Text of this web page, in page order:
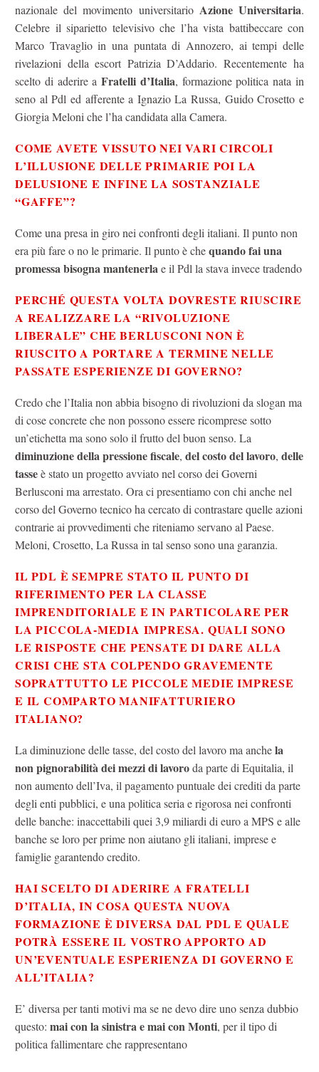
nazionale del movimento universitario Azione Universitaria.
Celebre il siparietto televisivo che l’ha vista battibeccare con
Marco Travaglio in una puntata di Annozero, ai tempi delle
rivelazioni della escort Patrizia D’Addario. Recentemente ha
scelto di aderire aFratelli d’Italia, formazione politica nata in
seno al Pdl ed afferente a Ignazio La Russa, Guido Crosetto e
Giorgia Meloni che l’ha candidata alla Camera.
COME AVETE VISSUTO NEI VARI CIRCOLI
L’ILLUSIONE DELLE PRIMARIE POI LA
DELUSIONE E INFINE LA SOSTANZIALE
“GAFFE”?
Come una presa in giro nei confronti degli italiani. Il punto non
era più fare o no le primarie. Il punto è chequando fai una
promessa bisogna mantenerlae il Pdl la stava invece tradendo
PERCHÉ QUESTA VOLTA DOVRESTE RIUSCIRE
A REALIZZARE LA “RIVOLUZIONE
LIBERALE” CHE BERLUSCONI NON È
RIUSCITO A PORTARE A TERMINE NELLE
PASSATE ESPERIENZE DI GOVERNO?
Credo che l’Italia non abbia bisogno di rivoluzioni da slogan ma
di cose concrete che non possono essere ricomprese sotto
un’etichetta ma sono solo il frutto del buon senso. La
diminuzione della pressione fiscale, del costo del lavoro, delle
tasseè stato un progetto avviato nel corso dei Governi
Berlusconi ma arrestato. Ora ci presentiamo con chi anche nel
corso del Governo tecnico ha cercato di contrastare quelle azioni
contrarie ai provvedimenti che riteniamo servano al Paese.
Meloni, Crosetto, La Russa in tal senso sono una garanzia.
IL PDL È SEMPRE STATO IL PUNTO DI
RIFERIMENTO PER LA CLASSE
IMPRENDITORIALE E IN PARTICOLARE PER
LA PICCOLA-MEDIA IMPRESA. QUALI SONO
LE RISPOSTE CHE PENSATE DI DARE ALLA
CRISI CHE STA COLPENDO GRAVEMENTE
SOPRATTUTTO LE PICCOLE MEDIE IMPRESE
E IL COMPARTO MANIFATTURIERO
ITALIANO?
La diminuzione delle tasse, del costo del lavoro ma anchela
non pignorabilità dei mezzi di lavoroda parte di Equitalia, il
non aumento dell’Iva, il pagamento puntuale dei crediti da parte
degli enti pubblici, e una politica seria e rigorosa nei confronti
delle banche: inaccettabili quei 3,9 miliardi di euro a MPS e alle
banche se loro per prime non aiutano gli italiani, imprese e
famiglie garantendo credito.
HAI SCELTO DI ADERIRE A FRATELLI
D’ITALIA, IN COSA QUESTA NUOVA
FORMAZIONE È DIVERSA DAL PDL E QUALE
POTRÀ ESSERE IL VOSTRO APPORTO AD
UN’EVENTUALE ESPERIENZA DI GOVERNO E
ALL’ITALIA?
E’ diversa per tanti motivi ma se ne devo dire uno senza dubbio
questo: mai con la sinistra e mai con Monti, per il tipo di
politica fallimentare che rappresentano